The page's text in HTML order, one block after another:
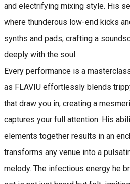
and electrifying mixing style. His
where thunderous low-end kicks
synths and pads, crafting a
deeply with the soul.
Every performance is a
as FLAVIU effortlessly blends
that draw you in, creating a
captures your full attention. His
elements together results in an
transforms any venue into a
melody. The infectious energy he